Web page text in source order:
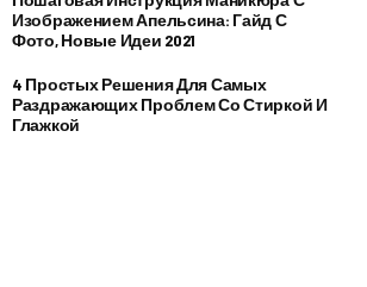
Изображением Апельсина: Гайд С
Фото, Новые Идеи 2021
4 Простых Решения Для Самых
Раздражающих Проблем Со Стиркой И
Глажкой